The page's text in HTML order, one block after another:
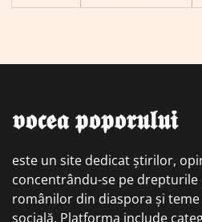
𝖛𝖔𝖈𝖊𝖆 𝖕𝖔𝖕𝖔𝖗𝖚𝖑𝖚𝖎
este un site dedicat știrilor,
concentrându-se pe
românilor din diaspora și
socială. Platforma include